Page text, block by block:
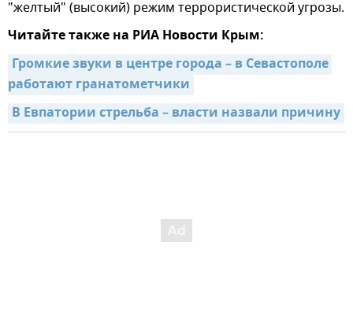
"желтый" (высокий) режим террористической угрозы.
Читайте также на РИА Новости Крым:
Громкие звуки в центре города – в Севастополе
работают гранатометчики
В Евпатории стрельба – власти назвали причину